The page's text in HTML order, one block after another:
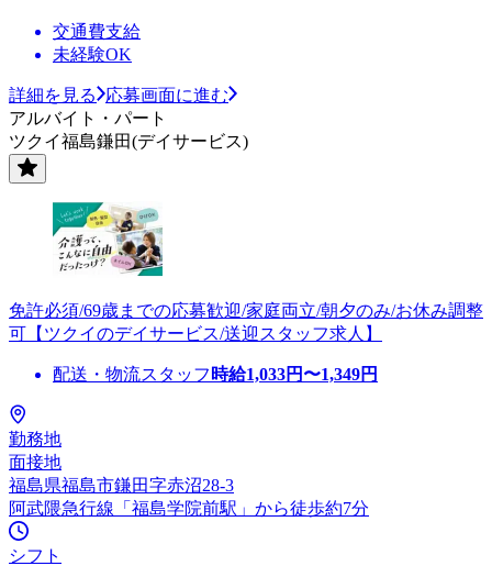
交通費支給
未経験OK
詳細を見る
応募画面に進む
アルバイト・パート
ツクイ福島鎌田(デイサービス)
免許必須/69歳までの応募歓迎/家庭両立/朝夕のみ/お休み調整
可【ツクイのデイサービス/送迎スタッフ求人】
配送・物流スタッフ 時給1,033円〜1,349円
勤務地
面接地
福島県福島市鎌田字赤沼28-3
阿武隈急行線「福島学院前駅」から徒歩約7分
シフト